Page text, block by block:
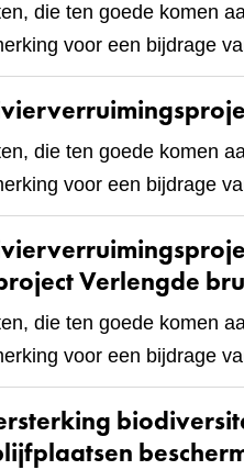
die ten goede komen
voor een bijdrage
die ten goede komen
voor een bijdrage
Verlengde
die ten goede komen
voor een bijdrage